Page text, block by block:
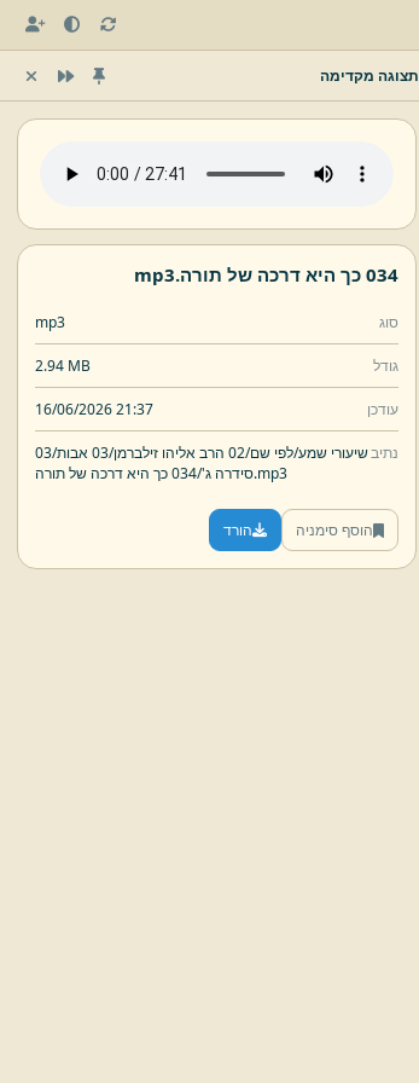
תצוגה מקדימה
034 כך היא דרכה של תורה. mp3
סוג mp3
גודל 2.94 MB
עודכן 16/06/2026 21:37
נתיבשיעורי שמע/לפי שם/02 הרב אליהו זילברמן/ 03 אבות/
03
סידרה ג'/034 כך היא דרכה של תורה.mp3
הוסף סימניה הורד